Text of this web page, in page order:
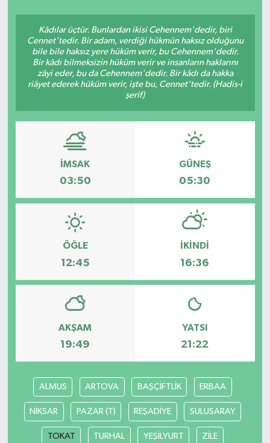
Kâdılar üçtür. Bunlardan ikisi Cehennem'dedir, biri
Cennet'tedir. Bir adam, verdiği hükmün haksız olduğunu
bile bile haksız yere hüküm verir, bu Cehennem'dedir.
Bir kâdı bilmeksizin hüküm verir ve insanların haklarını
zâyi eder, bu da Cehennem'dedir. Bir kâdı da hakka
riâyet ederek hüküm verir, işte bu, Cennet'tedir. (Hadis-i
şerif)
İMSAK
03:50
GÜNEŞ
05:30
ÖĞLE
12:45
İKINDI
16:36
AKŞAM
19:49
YATSI
21:22
ALMUS ARTOVA BAŞÇİFTLİK ERBAA
NİKSAR PAZAR (T) REŞADİYE SULUSARAY
TOKAT TURHAL YEŞİLYURT ZİLE
Spor
Tebrik
Türkiye